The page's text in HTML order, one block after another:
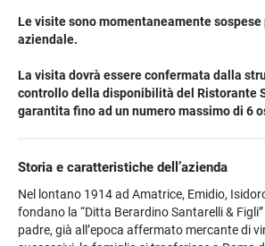
Le visite sono momentaneamente
aziendale.
La visita dovrà essere confermata dalla
controllo della disponibilità del Ristorante
garantita fino ad un numero massimo di 6
Storia e caratteristiche dell’azienda
Nel lontano 1914 ad Amatrice, Emidio,
fondano la “Ditta Berardino Santarelli &
padre, già all’epoca affermato mercante di